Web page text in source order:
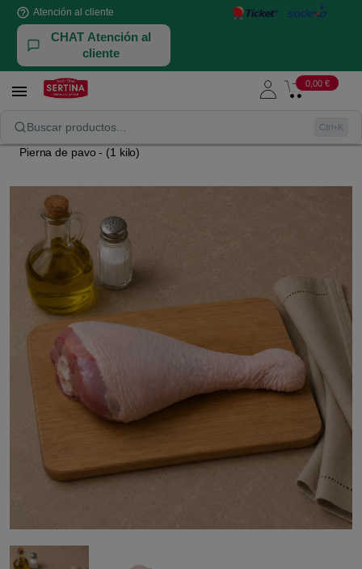
help_outline Atención al cliente
CHAT Atención al
cliente
 0,00 €
Buscar productos... Ctrl+K
NUESTRAS AVES Y CONEJOS
Pierna de pavo - (1 kilo)